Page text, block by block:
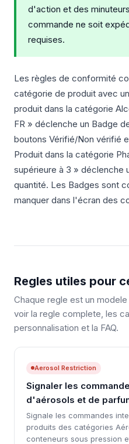
d'action et des
commande ne soit
requises.
Les règles de conformité
catégorie de produit avec
produit dans la catégorie
FR » déclenche un Badge
boutons Vérifié/Non vérifié
Produit dans la catégorie
supérieure à 3 » déclenche
quantité. Les Badges sont
manquer dans l'écran des
Regles utiles pour
Chaque regle est un
voir la regle complete, les
personnalisation et la FAQ.
Aerosol Restriction
Signaler les
d'aérosols et de
Signale les commandes
produits des catégories
conteneurs sous pression